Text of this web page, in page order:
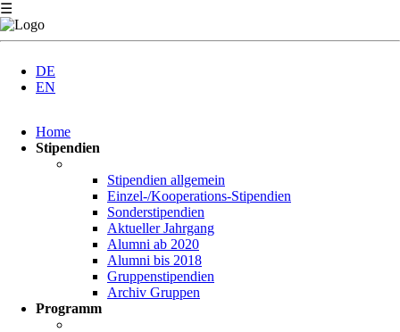
☰
DE
EN
überspringen
Home
Stipendien
Stipendien allgemein
Einzel-/Kooperations-Stipendien
Sonderstipendien
Aktueller Jahrgang
Alumni ab 2020
Alumni bis 2018
Gruppenstipendien
Archiv Gruppen
Programm